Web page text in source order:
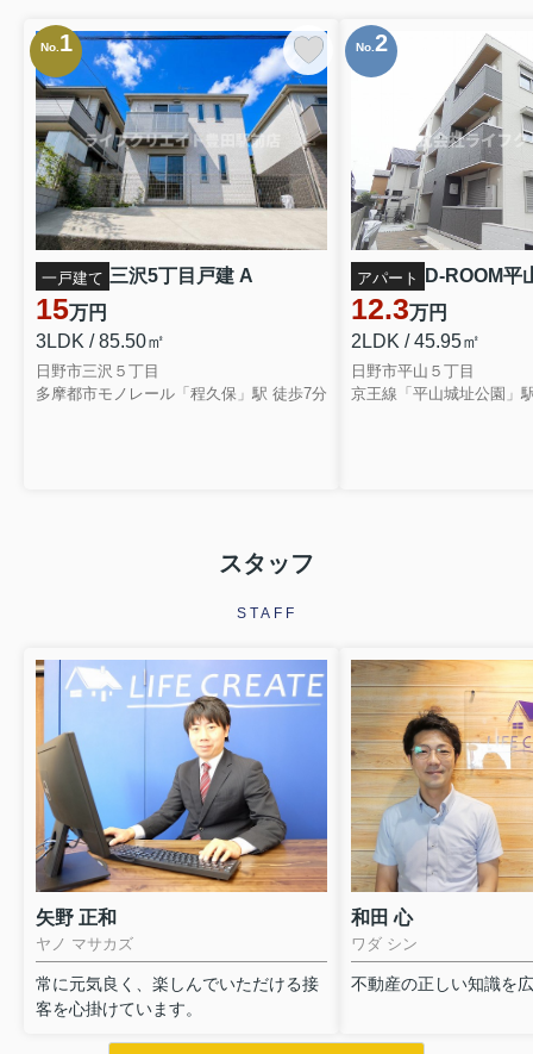
No.1
一戸建て 三沢5丁目戸建 A
15万円
3LDK / 85.50㎡
日野市三沢５丁目
多摩都市モノレール「程久保」駅 徒歩7分
No.2
アパート D-ROOM平
12.3万円
2LDK / 45.95㎡
日野市平山５丁目
京王線「平山城址公園」
スタッフ
STAFF
矢野 正和
ヤノ マサカズ
常に元気良く、楽しんでいただける接
客を心掛けています。
和田 心
ワダ シン
不動産の正しい知識を